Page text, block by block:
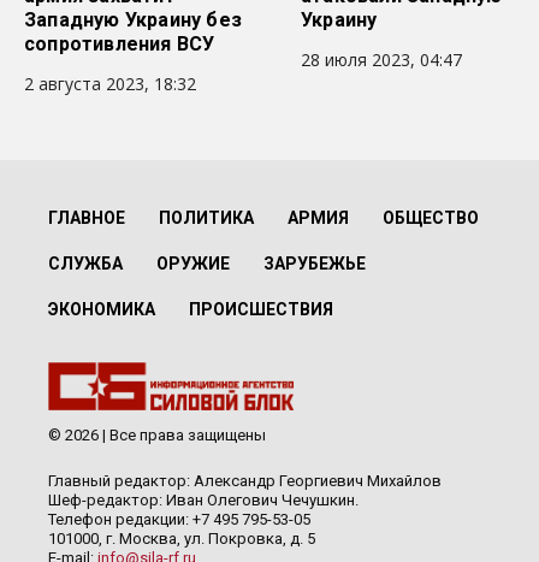
Западную Украину без
сопротивления ВСУ
2 августа 2023, 18:32
Украину
28 июля 2023, 04:47
ГЛАВНОЕ ПОЛИТИКА АРМИЯ ОБЩЕСТВО
СЛУЖБА ОРУЖИЕ ЗАРУБЕЖЬЕ
ЭКОНОМИКА ПРОИСШЕСТВИЯ
© 2026 | Все права защищены
Главный редактор: Александр Георгиевич Михайлов
Шеф-редактор: Иван Олегович Чечушкин.
Телефон редакции: +7 495 795-53-05
101000, г. Москва, ул. Покровка, д. 5
E-mail: info@sila-rf.ru